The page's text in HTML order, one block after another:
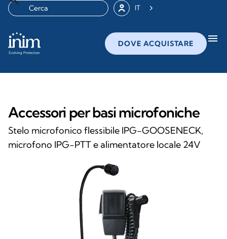
IT
DOVE ACQUISTARE menu
Accessori per basi microfoniche
Stelo microfonico flessibile IPG-GOOSENECK,
microfono IPG-PTT e alimentatore locale 24V